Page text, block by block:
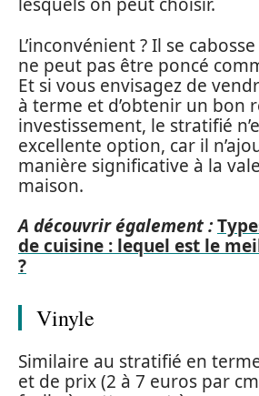
L’inconvénient ? Il se
ne peut pas être poncé
Et si vous envisagez de
à terme et d’obtenir un bon
investissement, le stratifié
excellente option, car il
manière significative à la
maison.
A découvrir également :
de cuisine : lequel est le
?
Vinyle
Similaire au stratifié en
et de prix (2 à 7 euros par